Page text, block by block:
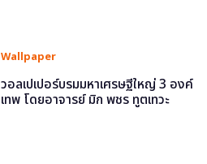
Wallpaper
วอลเปเปอร์บรมมหาเศรษฐีใหญ่ 3 องค์
เทพ โดยอาจารย์ มิก พชร ทูตเทวะ